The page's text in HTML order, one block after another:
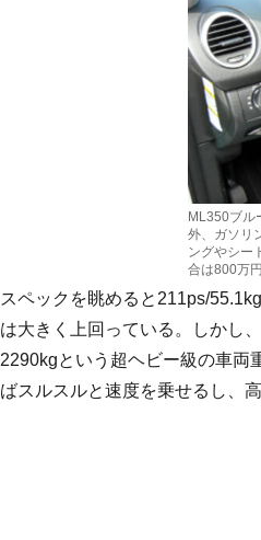
ML350ブル
外、ガソリ
ングやシー
合は800万
スペックを眺めると211ps/
は大きく上回っている。しかし
2290kgという超ヘビー級の車両
ばスルスルと速度を乗せるし、